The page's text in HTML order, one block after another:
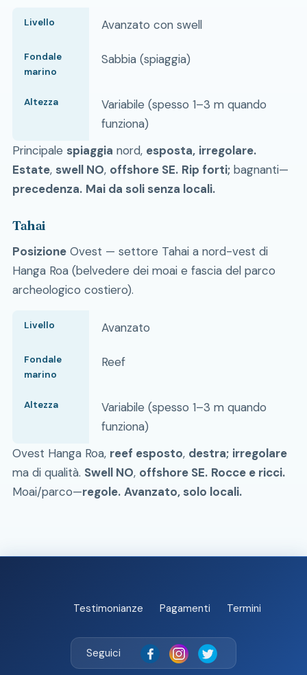
Livello Avanzato con swell
Fondale
marino
Sabbia (spiaggia)
Altezza
Variabile (spesso 1–3 m quando
funziona)
Principale spiaggia nord, esposta, irregolare.
Estate, swell NO, offshore SE. Rip forti;bagnanti—
precedenza. Mai da soli senza locali.
Tahai
PosizioneOvest — settore Tahai a nord-vest di
Hanga Roa (belvedere dei moai e fascia del parco
archeologico costiero).
Livello Avanzato
Fondale
marino
Reef
Altezza
Variabile (spesso 1–3 m quando
funziona)
Ovest Hanga Roa, reef esposto, destra; irregolare
ma di qualità. Swell NO, offshore SE. Rocce e ricci.
Moai/parco—regole. Avanzato, solo locali.
Testimonianze Pagamenti Termini
Seguici